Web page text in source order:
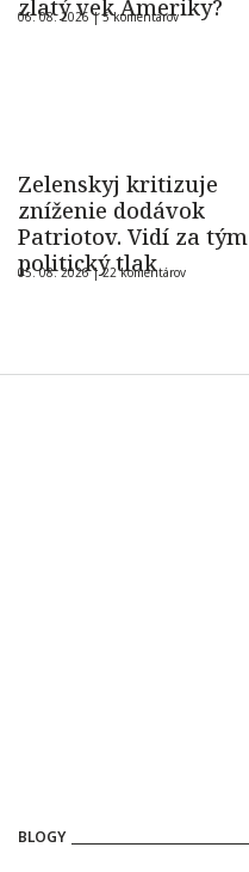
zlatý vek Ameriky?
06. 08. 2026 |5 komentárov
Zelenskyj kritizuje
zníženie dodávok
Patriotov. Vidí za tým
politický tlak
05. 08. 2026 |22 komentárov
BLOGY